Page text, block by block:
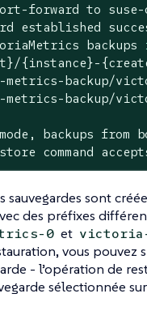
forward to
established
backups
{instance}-
backup/
backup/
mode, backups
command
sauvegardes sont
des préfixes
0 et
vous pouvez
- l’opération de
sélectionnée